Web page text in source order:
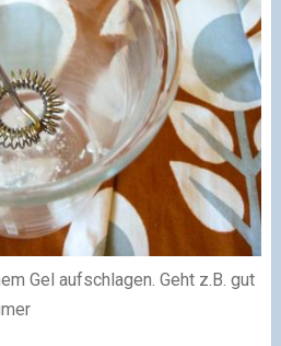
Gel aufschlagen. Geht z.B. gut